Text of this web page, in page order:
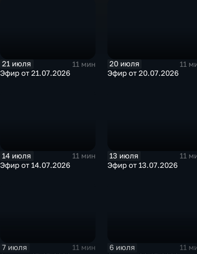
21 июля
11 мин
Эфир от 21.07.2026
20 июля
11
Эфир от 20.07.2026
14 июля
11 мин
Эфир от 14.07.2026
13 июля
11
Эфир от 13.07.2026
7 июля
11 мин
6 июля
11